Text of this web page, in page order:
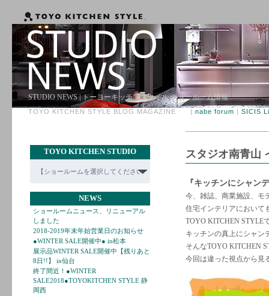
STUDIO NEWS | トーヨーキッチンスタイル ショールーム情報
TOYO KITCHEN STYLE BLOG MAGAZINE | nabe forum | SICIS
TOYO KITCHEN STUDIO
NEWS
ショールームニュース、リニューアル
しました
2018-2019年末年始営業日のお知らせ
●WINTER SALE開催中● in松本
展示品WINTER SALE開催中【残りあと
8日!!】 in仙台
終了間近！●WINTER
SALE2018●TOYOKITCHEN STYLE 静
岡西
スタジオ南青山
『キッチンにシャン
今、雑誌、商業施設、モ
住宅インテリアにおいて
TOYO KITCHEN STYLE
キッチンの真上にシャン
そんなTOYO KITCHEN
今回は違った視点から見